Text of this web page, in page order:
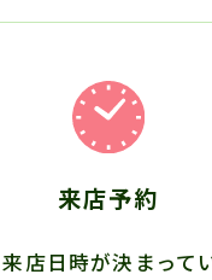
来店予約
店日時が決まって